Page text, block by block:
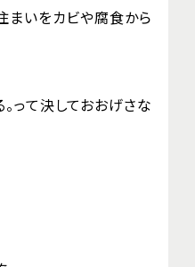
まいをカビや腐食から
って決しておおげさな